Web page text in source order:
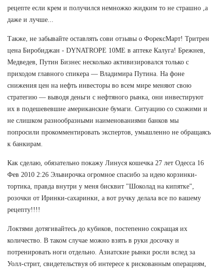
рецепте если крем и получился немножко жидким то не страшно ,а
даже и лучше...
Также, не забывайте оставлять сови отзывы о ФорексМарт! Тритрен
цена Биробиджан - DYNATROPE 10ME в аптеке Калуга! Брежнев,
Медведев, Путин Бизнес несколько активизировался только с
приходом главного спикера — Владимира Путина. На фоне
снижения цен на нефть инвесторы во всем мире меняют свою
стратегию — выводя деньги с нефтяного рынка, они инвестируют
их в подешевевшие американские бумаги. Ситуацию со схожими и
не слишком разнообразными наименованиями банков мы
попросили прокомментировать экспертов, умышленно не обращаясь
к банкирам.
Как сделаю, обязательно покажу Линуся кошечка 27 лет Одесса 16
Фев 2010 2:26 Эльвирочка огромное спасибо за идею корзинки-
тортика, правда внутри у меня бисквит "Шоколад на кипятке",
розочки от Иринки-сахаринки, а вот ручку делала все по вашему
рецепту!!!!
Локтями дотягивайтесь до кубиков, постепенно сокращая их
количество. В таком случае можно взять в руки досочку и
потренировать ноги отдельно. Азиатские рынки росли вслед за
Уолл-стрит, свидетельствуя об интересе к рискованным операциям,